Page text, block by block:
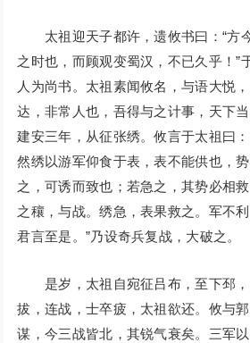
太祖迎天子都许，遗攸书曰：“方
之时也，而顾观变蜀汉，不已久乎！”
人为尚书。太祖素闻攸名，与语大悦
达，非常人也，吾得与之计事，天下当
建安三年，从征张绣。攸言于太祖曰：
然绣以游军仰食于表，表不能供也，
之，可诱而致也；若急之，其势必相
之穰，与战。绣急，表果救之。军不
君言至是。”乃设奇兵复战，大破之。
是岁，太祖自宛征吕布，至下邳，
拔，连战，士卒疲，太祖欲还。攸与
谋，今三战皆北，其锐气衰矣。三军